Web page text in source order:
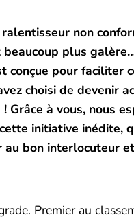
non
beaucoup plus
conçue pour faciliter
choisi de devenir
à vous, nous
initiative inédite,
bon interlocuteur
Premier au